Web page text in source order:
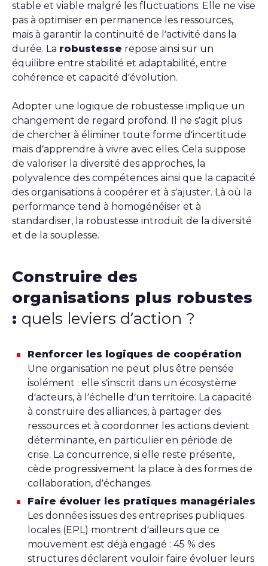
stable et viable malgré les fluctuations. Elle ne vise
pas à optimiser en permanence les ressources,
mais à garantir la continuité de l’activité dans la
durée. La robustesse repose ainsi sur un
équilibre entre stabilité et adaptabilité, entre
cohérence et capacité d’évolution.
Adopter une logique de robustesse implique un
changement de regard profond. Il ne s’agit plus
de chercher à éliminer toute forme d’incertitude
mais d’apprendre à vivre avec elles. Cela suppose
de valoriser la diversité des approches, la
polyvalence des compétences ainsi que la capacité
des organisations à coopérer et à s’ajuster. Là où la
performance tend à homogénéiser et à
standardiser, la robustesse introduit de la diversité
et de la souplesse.
Construire des
organisations plus robustes
: quels leviers d’action ?
Renforcer les logiques de coopération
Une organisation ne peut plus être pensée
isolément : elle s’inscrit dans un écosystème
d’acteurs, à l’échelle d’un territoire. La capacité
à construire des alliances, à partager des
ressources et à coordonner les actions devient
déterminante, en particulier en période de
crise. La concurrence, si elle reste présente,
cède progressivement la place à des formes de
collaboration, d’échanges.
Faire évoluer les pratiques managériales
Les données issues des entreprises publiques
locales (EPL) montrent d’ailleurs que ce
mouvement est déjà engagé : 45 % des
structures déclarent vouloir faire évoluer leurs